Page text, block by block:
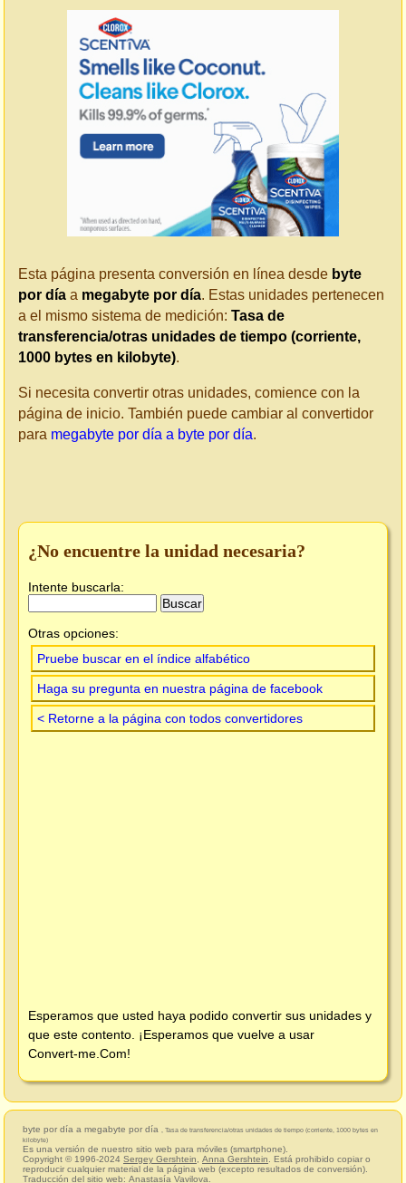
Esta página presenta conversión en línea desde byte
por día a megabyte por día. Estas unidades pertenecen
a el mismo sistema de medición: Tasa de
transferencia/otras unidades de tiempo (corriente,
1000 bytes en kilobyte).
Si necesita convertir otras unidades, comience con la
página de inicio. También puede cambiar al convertidor
para megabyte por día a byte por día.
¿No encuentre la unidad necesaria?
Intente buscarla:
Otras opciones:
Pruebe buscar en el índice alfabético
Haga su pregunta en nuestra página de facebook
< Retorne a la página con todos convertidores
Esperamos que usted haya podido convertir sus unidades y
que este contento. ¡Esperamos que vuelve a usar
Convert-me.Com!
byte por día a megabyte por día
, Tasa de transferencia/otras unidades de tiempo (corriente, 1000 bytes en
kilobyte)
Es una versión de nuestro sitio web para móviles (smartphone).
Copyright © 1996-2024 Sergey Gershtein Anna Gershtein . Está prohibido copiar o
reproducir cualquier material de la página web (excepto resultados de conversión).
Traducción del sitio web: Anastasía Vavilova